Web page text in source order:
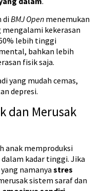
diBMJ Open menemukan
mengalami kekerasan
lebih tinggi
bahkan lebih
fisik saja.
yang mudah cemas,
depresi.
dan Merusak
anak memproduksi
kadar tinggi. Jika
namanya stres
sistem saraf dan